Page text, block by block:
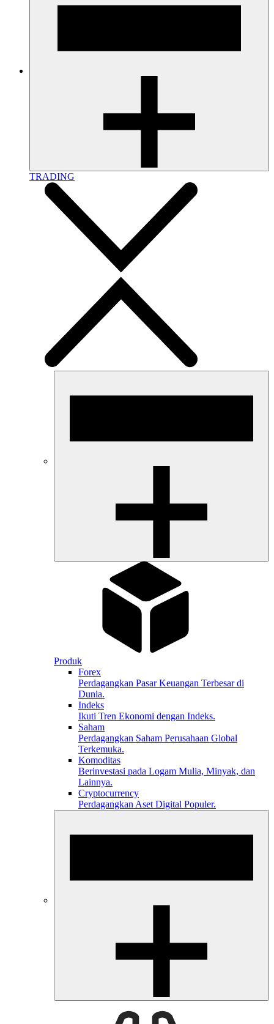
TRADING
Produk
Forex
Perdagangkan Pasar Keuangan Terbesar di
Dunia.
Indeks
Ikuti Tren Ekonomi dengan Indeks.
Saham
Perdagangkan Saham Perusahaan Global
Terkemuka.
Komoditas
Berinvestasi pada Logam Mulia, Minyak, dan
Lainnya.
Cryptocurrency
Perdagangkan Aset Digital Populer.